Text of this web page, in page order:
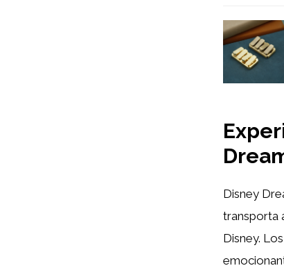
Disney
transporta
Disney.